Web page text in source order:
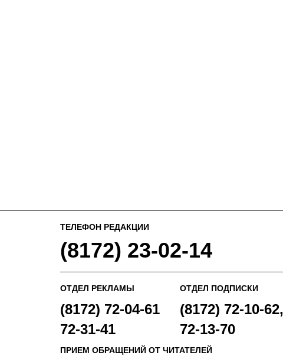
ТЕЛЕФОН РЕДАКЦИИ
(8172) 23-02-14
ОТДЕЛ РЕКЛАМЫ
(8172) 72-04-61
72-31-41
ОТДЕЛ ПОДПИСКИ
(8172) 72-10-62,
72-13-70
ПРИЕМ ОБРАЩЕНИЙ ОТ ЧИТАТЕЛЕЙ